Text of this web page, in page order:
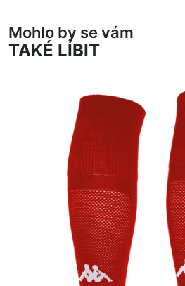
Mohlo by se vám
TAKÉ LÍBIT